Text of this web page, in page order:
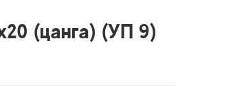
(цанга) (УП 9)